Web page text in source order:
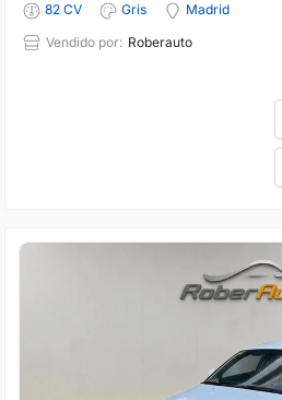
82 CV
Gris
Madrid
Vendido por: Roberauto